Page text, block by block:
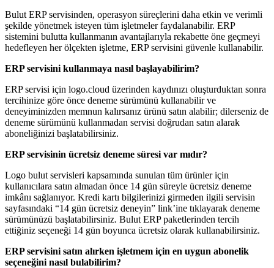
Bulut ERP servisinden, operasyon süreçlerini daha etkin ve verimli
şekilde yönetmek isteyen tüm işletmeler faydalanabilir. ERP
sistemini bulutta kullanmanın avantajlarıyla rekabette öne geçmeyi
hedefleyen her ölçekten işletme, ERP servisini güvenle kullanabilir.
ERP servisini kullanmaya nasıl başlayabilirim?
ERP servisi için logo.cloud üzerinden kaydınızı oluşturduktan sonra
tercihinize göre önce deneme sürümünü kullanabilir ve
deneyiminizden memnun kalırsanız ürünü satın alabilir; dilerseniz de
deneme sürümünü kullanmadan servisi doğrudan satın alarak
aboneliğinizi başlatabilirsiniz.
ERP servisinin ücretsiz deneme süresi var mıdır?
Logo bulut servisleri kapsamında sunulan tüm ürünler için
kullanıcılara satın almadan önce 14 gün süreyle ücretsiz deneme
imkânı sağlanıyor. Kredi kartı bilgilerinizi girmeden ilgili servisin
sayfasındaki “14 gün ücretsiz deneyin” link’ine tıklayarak deneme
sürümünüzü başlatabilirsiniz. Bulut ERP paketlerinden tercih
ettiğiniz seçeneği 14 gün boyunca ücretsiz olarak kullanabilirsiniz.
ERP servisini satın alırken işletmem için en uygun abonelik
seçeneğini nasıl bulabilirim?